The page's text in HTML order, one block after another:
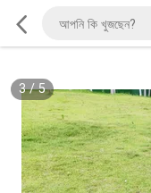
3/5